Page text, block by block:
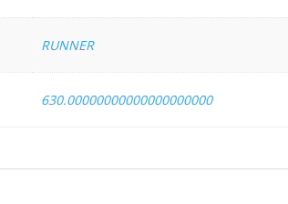
RUNNER
630.00000000000000000000